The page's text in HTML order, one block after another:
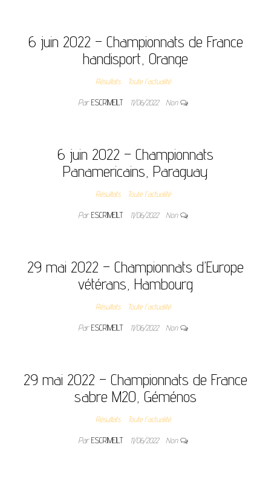
6 juin 2022 – Championnats de France
handisport, Orange
Résultats Toute l'actualité
ParESCRIMEJLT 11/06/2022 Non
6 juin 2022 – Championnats
Panamericains, Paraguay
Résultats Toute l'actualité
ParESCRIMEJLT 11/06/2022 Non
29 mai 2022 – Championnats d’Europe
vétérans, Hambourg
Résultats Toute l'actualité
ParESCRIMEJLT 11/06/2022 Non
29 mai 2022 – Championnats de France
sabre M20, Géménos
Résultats Toute l'actualité
ParESCRIMEJLT 11/06/2022 Non